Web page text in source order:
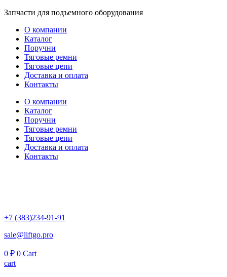
Перейти
содержимому
Запчасти для подъемного оборудования
О компании
Каталог
Поручни
Тяговые ремни
Тяговые цепи
Доставка и оплата
Контакты
О компании
Каталог
Поручни
Тяговые ремни
Тяговые цепи
Доставка и оплата
Контакты
+7 (383)234-91-91
sale@liftgo.pro
0 ₽ 0 Cart
cart